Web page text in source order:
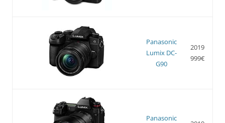
Panasonic
Lumix DC-
G90
2019
999€
Panasonic